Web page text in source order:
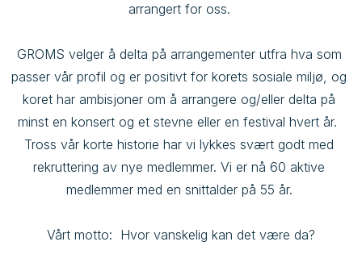
arrangert for oss.
GROMS velger å delta på arrangementer utfra hva som
passer vår profil og er positivt for korets sosiale miljø, og
koret har ambisjoner om å arrangere og/eller delta på
minst en konsert og et stevne eller en festival hvert år.
Tross vår korte historie har vi lykkes svært godt med
rekruttering av nye medlemmer. Vi er nå 60 aktive
medlemmer med en snittalder på 55 år.
Vårt motto:  Hvor vanskelig kan det være da?